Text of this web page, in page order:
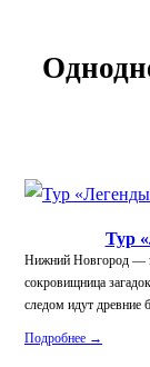
Тур
Нижний Новгород —
сокровищница
следом идут древние
Подробнее →